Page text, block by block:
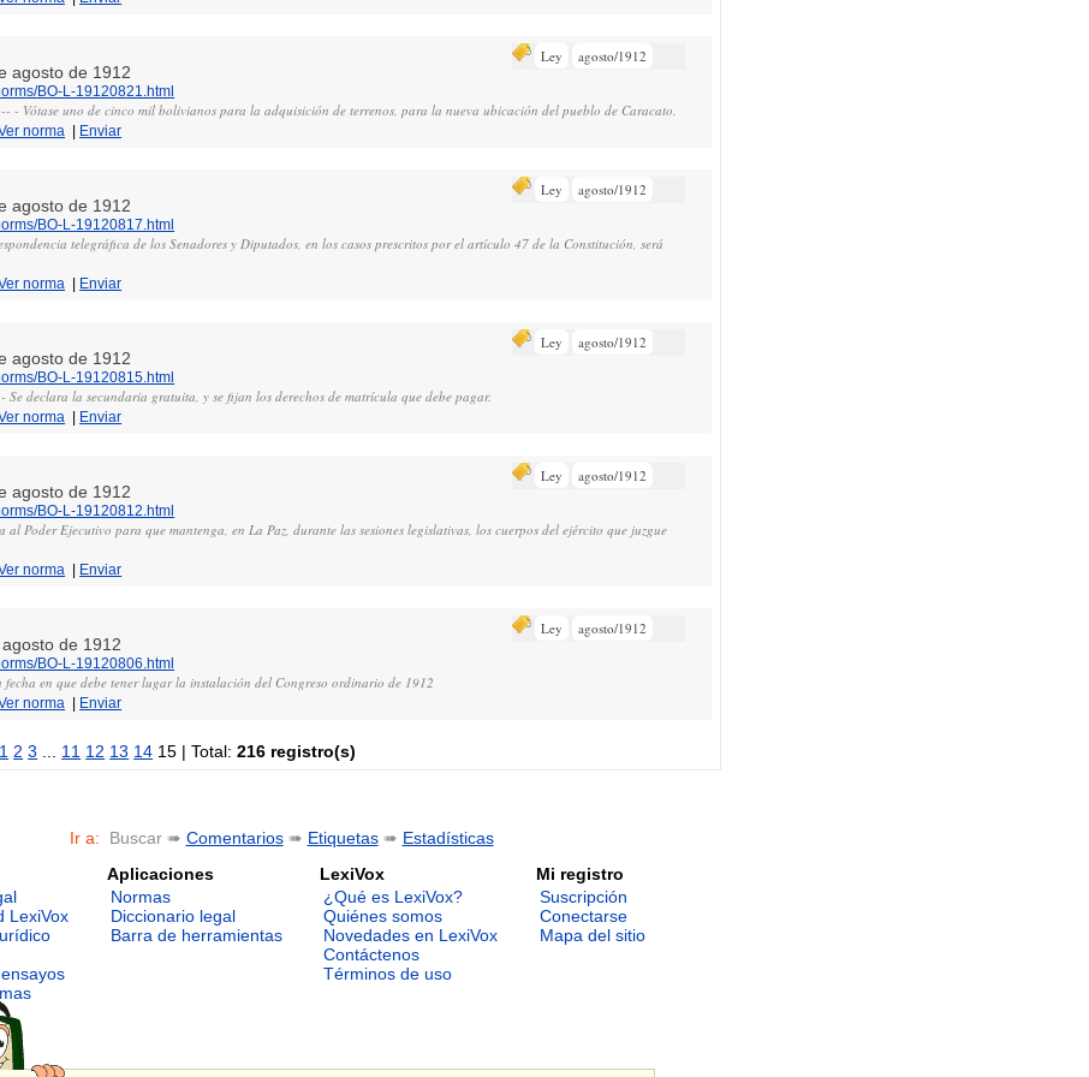
Ley agosto/1912
agosto de 1912
BO-L-19120821.html
- Vótase uno de cinco mil bolivianos para la adquisición de terrenos, para la nueva ubicación del pueblo de Caracato.
norma Enviar
Ley agosto/1912
agosto de 1912
BO-L-19120817.html
telegráfica de los Senadores y Diputados, en los casos prescritos por el artículo 47 de la Constitución, será
norma Enviar
Ley agosto/1912
agosto de 1912
BO-L-19120815.html
declara la secundaria gratuita, y se fijan los derechos de matrícula que debe pagar.
norma Enviar
Ley agosto/1912
agosto de 1912
BO-L-19120812.html
al Poder Ejecutivo para que mantenga, en La Paz, durante las sesiones legislativas, los cuerpos del ejército que juzgue
norma Enviar
Ley agosto/1912
de 1912
BO-L-19120806.html
en que debe tener lugar la instalación del Congreso ordinario de 1912
norma Enviar
1 2 3 11 12 13 14 15 | Total:216 registro(s)
Ir a: Buscar ➠ Comentarios➠ Etiquetas➠ Estadísticas
LexiVox
Aplicaciones
Normas
Diccionario legal
Barra de herramientas
LexiVox
¿Qué es LexiVox?
Quiénes somos
Novedades en LexiVox
Contáctenos
Términos de uso
Mi registro
Suscripción
Conectarse
Mapa del sitio